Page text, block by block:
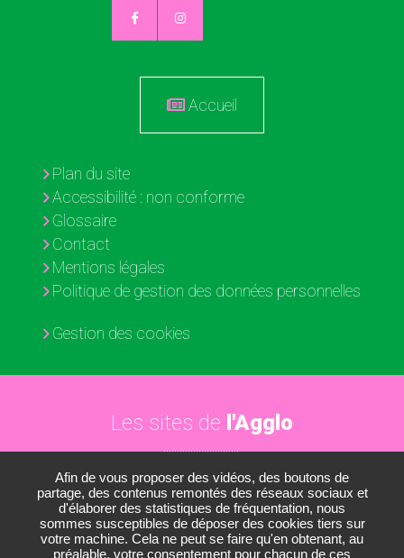
Afin de vous proposer des vidéos, des boutons de
partage, des contenus remontés des réseaux sociaux et
d'élaborer des statistiques de fréquentation, nous
sommes susceptibles de déposer des cookies tiers sur
votre machine. Cela ne peut se faire qu'en obtenant, au
préalable, votre consentement pour chacun de ces
Accueil
Plan du site
Accessibilité : non conforme
Glossaire
Contact
Mentions légales
Politique de gestion des données personnelles
Gestion des cookies
Les sites de l'Agglo
Paris - Vallée de la Marne
Les médiathèques
Les conservatoires